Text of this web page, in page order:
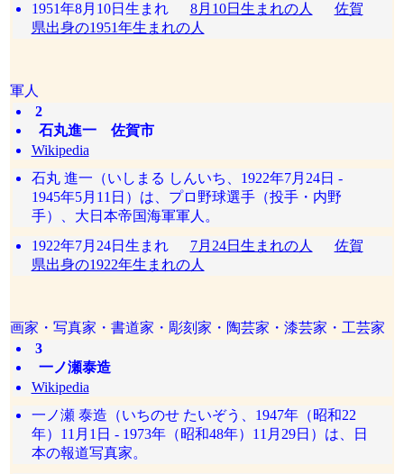
1951年8月10日生まれ 8月10日生まれの人
佐賀
県出身の1951年生まれの人
軍人
2
石丸進一 佐賀市
Wikipedia
石丸 進一（いしまる しんいち、1922年7月24日 -
1945年5月11日）は、プロ野球選手（投手・内野
手）、大日本帝国海軍軍人。
1922年7月24日生まれ 7月24日生まれの人
佐賀
県出身の1922年生まれの人
画家・写真家・書道家・彫刻家・陶芸家・漆芸家・工芸家
3
一ノ瀬泰造
Wikipedia
一ノ瀬 泰造（いちのせ たいぞう、1947年（昭和22
年）11月1日 - 1973年（昭和48年）11月29日）は、日
本の報道写真家。